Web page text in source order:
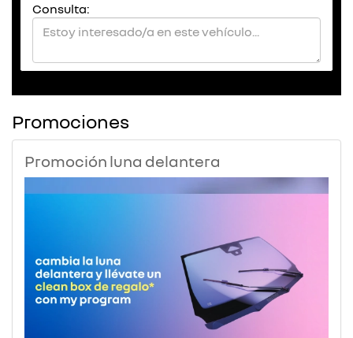
Consulta:
Promociones
Promoción luna delantera